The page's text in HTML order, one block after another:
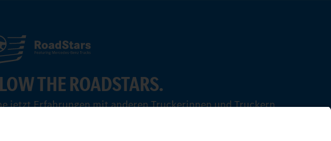
THE ROADSTARS.
jetzt Erfahrungen mit anderen Truckerinnen und Truckern